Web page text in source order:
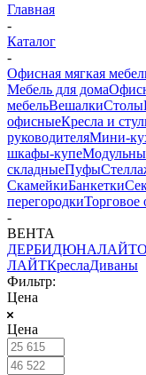
Главная
-
Каталог
-
Офисная мягкая
Мебель для дома
мебельВешалкиСтолы
офисныеКресла и
руководителяМини-
шкафы-купе
складныеПуфы
СкамейкиБанкетки
перегородкиТорговое
-
ВЕНТА
ДЕРБИДЮНАЛАЙТ
ЛАЙТКреслаДиваны
Фильтр:
Цена
Цена